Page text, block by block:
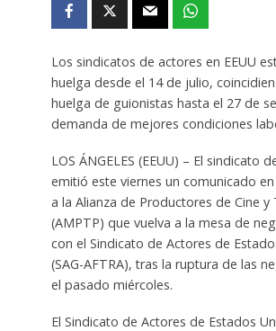
Los sindicatos de actores en EEUU
huelga desde el 14 de julio,
huelga de guionistas hasta el 27 de
demanda de mejores condiciones
LOS ÁNGELES (EEUU) – El sindicato
emitió este viernes un comunicado
a la Alianza de Productores de Cine y
(AMPTP) que vuelva a la mesa de
con el Sindicato de Actores de
(SAG-AFTRA), tras la ruptura de las
el pasado miércoles.
El Sindicato de Actores de Estados